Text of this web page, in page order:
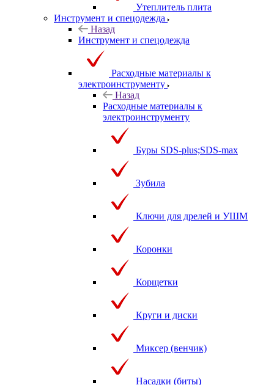
Утеплитель плита
Инструмент и спецодежда
Назад
Инструмент и спецодежда
Расходные материалы к
электроинструменту
Назад
Расходные материалы к
электроинструменту
Буры SDS-plus;SDS-max
Зубила
Ключи для дрелей и УШМ
Коронки
Корщетки
Круги и диски
Миксер (венчик)
Насадки (биты)